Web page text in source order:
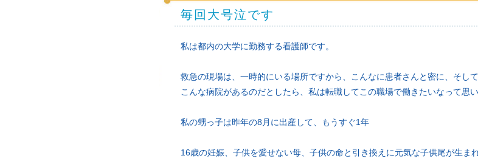
毎回大号泣です
私は都内の大学に勤務する看護師です。
救急の現場は、一時的にいる場所ですから、こんなに患者さんと密に、そし
こんな病院があるのだとしたら、私は転職してこの職場で働きたいなって思い
私の甥っ子は昨年の8月に出産して、もうすぐ1年
16歳の妊娠、子供を愛せない母、子供の命と引き換えに元気な子供尾が生ま